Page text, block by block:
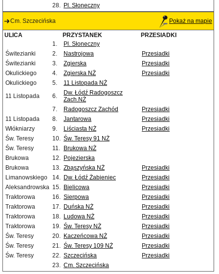
28. Pl. Słoneczny
Cm. Szczecińska Pokaż na mapie
ULICA PRZYSTANEK
PRZESIADKI
1.
Pl. Słoneczny
Świtezianki
2. Nastrojowa
Przesiadki
Świtezianki
3. Zgierska
Przesiadki
Okulickiego
4. Zgierska NŻ
Przesiadki
Okulickiego
5.
11 Listopada NŻ
11 Listopada
6.
Dw. Łódź Radogoszcz
Zach.NŻ
7.
Radogoszcz Zachód
Przesiadki
11 Listopada
8. Jantarowa
Przesiadki
Włókniarzy
9. Liściasta NŻ
Przesiadki
Św. Teresy
10. Św. Teresy 91 NŻ
Św. Teresy
11.
Brukowa NŻ
Brukowa
12. Pojezierska
Brukowa
13. Zbąszyńska NŻ
Przesiadki
Limanowskiego
14. Dw. Łódź Żabieniec
Przesiadki
Aleksandrowska 15. Bielicowa
Przesiadki
Traktorowa
16. Sierpowa
Przesiadki
Traktorowa
17. Duńska NŻ
Przesiadki
Traktorowa
18. Ludowa NŻ
Przesiadki
Traktorowa
19. Św. Teresy NŻ
Przesiadki
Św. Teresy
20. Kaczeńcowa NŻ
Przesiadki
Św. Teresy
21. Św. Teresy 109 NŻ
Przesiadki
Św. Teresy
22. Szczecińska
Przesiadki
23. Cm. Szczecińska